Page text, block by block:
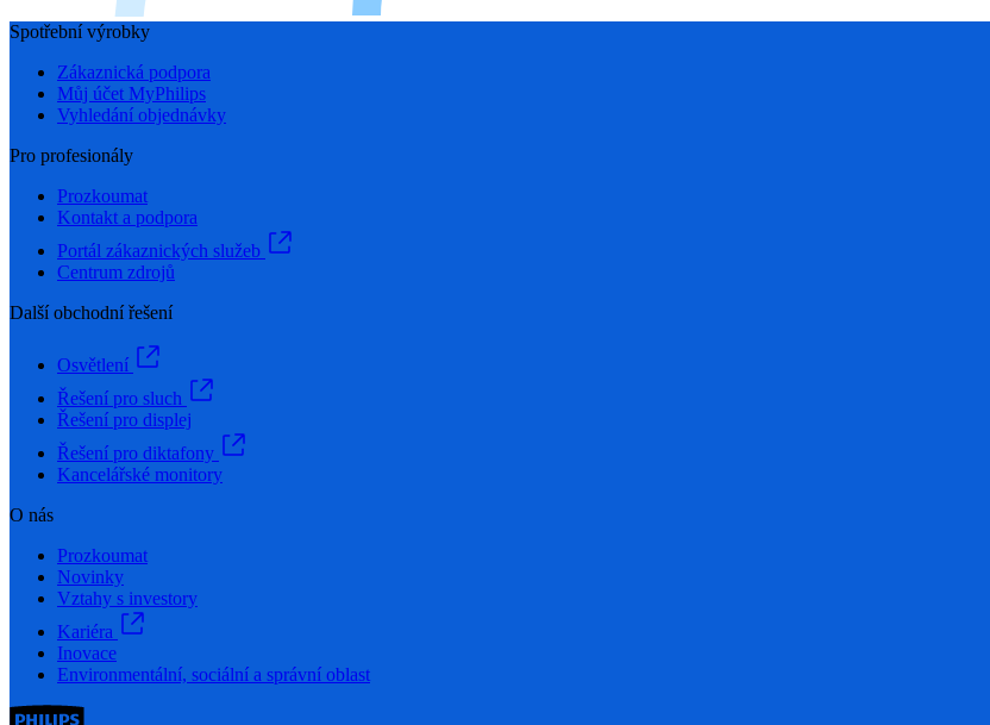
Spotřební výrobky
Zákaznická podpora
Můj účet MyPhilips
Vyhledání objednávky
Pro profesionály
Prozkoumat
Kontakt a podpora
Portál zákaznických služeb
Centrum zdrojů
Další obchodní řešení
Osvětlení
Řešení pro sluch
Řešení pro displej
Řešení pro diktafony
Kancelářské monitory
O nás
Prozkoumat
Novinky
Vztahy s investory
Kariéra
Inovace
Environmentální, sociální a správní oblast